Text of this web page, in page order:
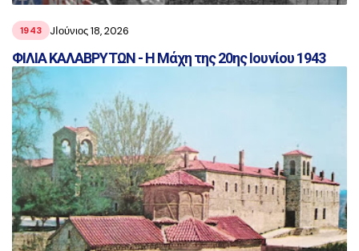
1943 JΙούνιος 18, 2026
ΦΙΛΙΑ ΚΑΛΑΒΡΥΤΩΝ - Η Μάχη της 20ης Ιουνίου 1943